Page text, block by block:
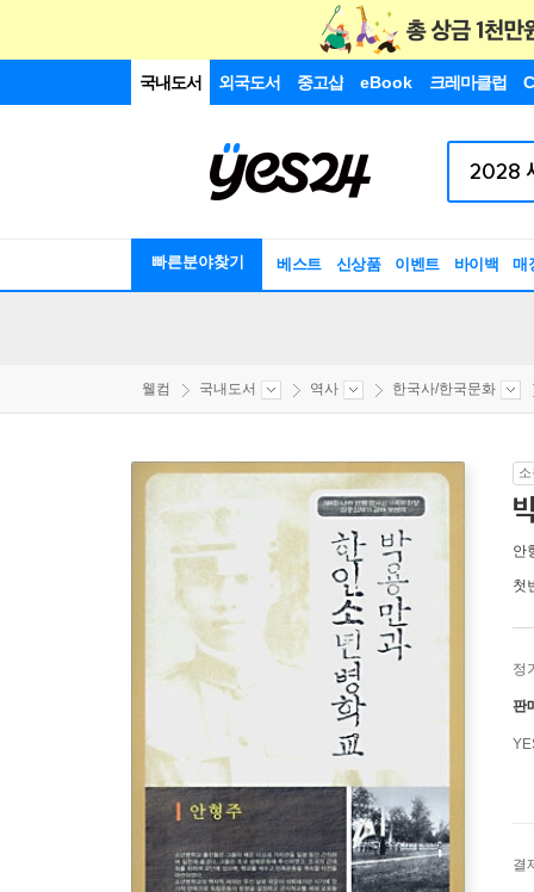
국내도서 외국도서 중고샵 eBook 크레마클럽
빠른분야찾기 베스트 신상품 이벤트 바이백 매
웰컴 국내도서 역사 한국사/한국문화
안
첫
정
판
결